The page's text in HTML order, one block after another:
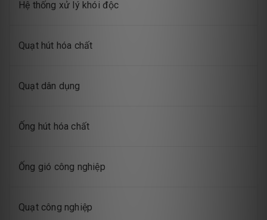
Hệ thống xử lý khói độc
Quạt hút hóa chất
Quạt dân dụng
Ống hút hóa chất
Ống gió công nghiệp
Quạt công nghiệp